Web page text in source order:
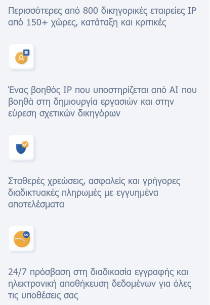
Περισσότερες από 800 δικηγορικές εταιρείες IP
από 150+ χώρες, κατάταξη και κριτικές
Ένας βοηθός IP που υποστηρίζεται από AI που
βοηθά στη δημιουργία εργασιών και στην
εύρεση σχετικών δικηγόρων
Σταθερές χρεώσεις, ασφαλείς και γρήγορες
διαδικτυακές πληρωμές με εγγυημένα
αποτελέσματα
24/7 πρόσβαση στη διαδικασία εγγραφής και
ηλεκτρονική αποθήκευση δεδομένων για όλες
τις υποθέσεις σας